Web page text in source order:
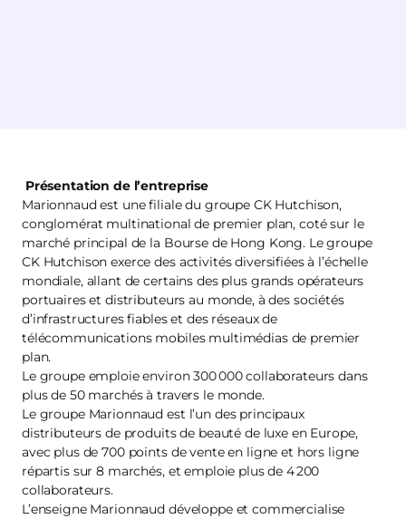
Présentation de l’entreprise
Marionnaud est une filiale du groupe CK Hutchison,
conglomérat multinational de premier plan, coté sur le
marché principal de la Bourse de Hong Kong. Le groupe
CK Hutchison exerce des activités diversifiées à l’échelle
mondiale, allant de certains des plus grands opérateurs
portuaires et distributeurs au monde, à des sociétés
d’infrastructures fiables et des réseaux de
télécommunications mobiles multimédias de premier
plan.
Le groupe emploie environ 300 000 collaborateurs dans
plus de 50 marchés à travers le monde.
Le groupe Marionnaud est l’un des principaux
distributeurs de produits de beauté de luxe en Europe,
avec plus de 700 points de vente en ligne et hors ligne
répartis sur 8 marchés, et emploie plus de 4 200
collaborateurs.
L’enseigne Marionnaud développe et commercialise